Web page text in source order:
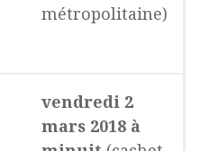
métropolitaine)
vendredi 2
mars 2018 à